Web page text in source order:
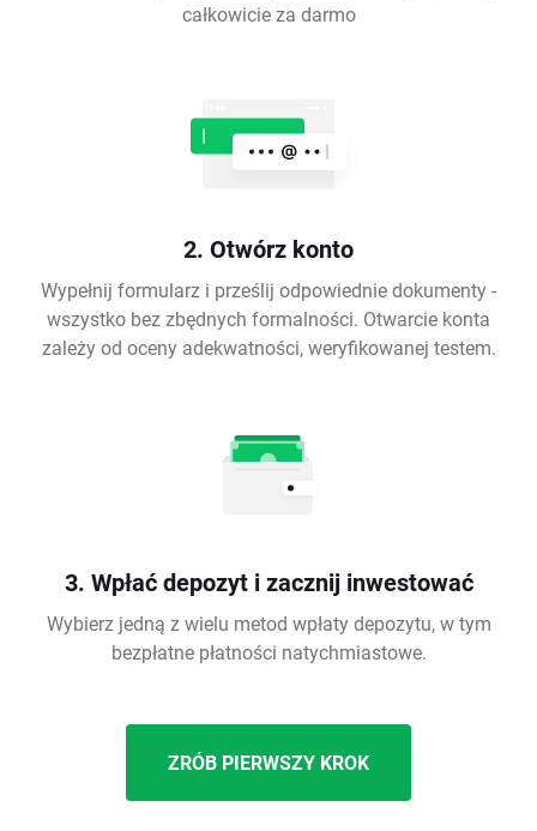
całkowicie za darmo
2. Otwórz konto
Wypełnij formularz i prześlij odpowiednie dokumenty -
wszystko bez zbędnych formalności. Otwarcie konta
zależy od oceny adekwatności, weryfikowanej testem.
3. Wpłać depozyt i zacznij inwestować
Wybierz jedną z wielu metod wpłaty depozytu, w tym
bezpłatne płatności natychmiastowe.
ZRÓB PIERWSZY KROK